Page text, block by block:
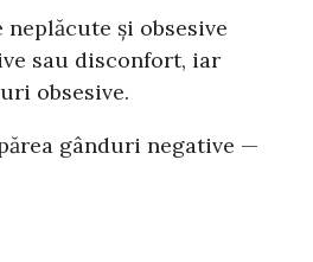
și obsesive
sau disconfort, iar
obsesive.
gânduri negative —